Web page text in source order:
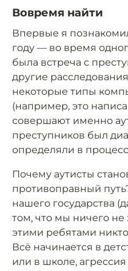
Вовремя найти
Впервые я
году — во время
была встреча с
другие
некоторые типы
(например, это
совершают именно
преступников был
определяли в
Почему аутисты
противоправный
нашего государства
том, что мы ничего не
этими ребятами
Всё начинается в
или в школе,